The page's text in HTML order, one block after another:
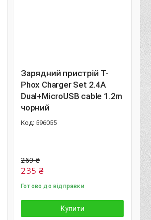
Зарядний пристрій T-
Phox Charger Set 2.4A
Dual+MicroUSB cable 1.2m
чорний
596055
269 ₴
235 ₴
Готово до відправки
Купити